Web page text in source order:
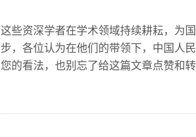
这些资深学者在学术领域持续耕耘，为
步，各位认为在他们的带领下，中国人
您的看法，也别忘了给这篇文章点赞和转